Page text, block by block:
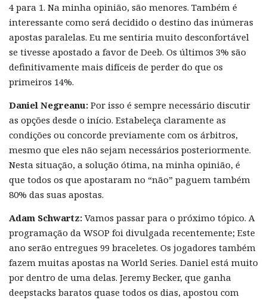
4 para 1. Na minha opinião, são menores. Também é
interessante como será decidido o destino das inúmeras
apostas paralelas. Eu me sentiria muito desconfortável
se tivesse apostado a favor de Deeb. Os últimos 3% são
definitivamente mais difíceis de perder do que os
primeiros 14%.
Daniel Negreanu: Por isso é sempre necessário discutir
as opções desde o início. Estabeleça claramente as
condições ou concorde previamente com os árbitros,
mesmo que eles não sejam necessários posteriormente.
Nesta situação, a solução ótima, na minha opinião, é
que todos os que apostaram no “não” paguem também
80% das suas apostas.
Adam Schwartz: Vamos passar para o próximo tópico. A
programação da WSOP foi divulgada recentemente; Este
ano serão entregues 99 braceletes. Os jogadores também
fazem muitas apostas na World Series. Daniel está muito
por dentro de uma delas. Jeremy Becker, que ganha
deepstacks baratos quase todos os dias, apostou com